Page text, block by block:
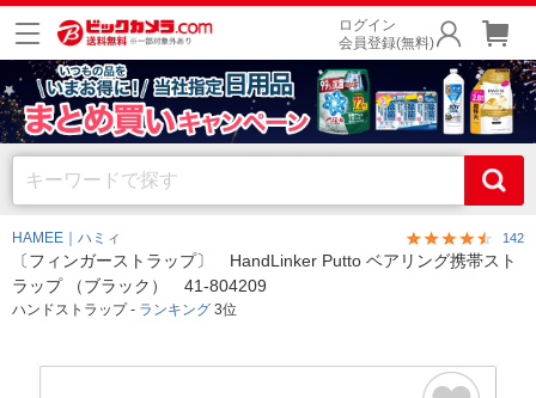
ログイン
会員登録(無料)
HAMEE｜ハミィ 142
〔フィンガーストラップ〕 HandLinker Putto ベアリング携帯スト
ラップ （ブラック） 41-804209
ハンドストラップ - ランキング 3位